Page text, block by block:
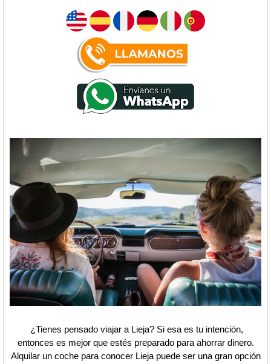
¿Tienes pensado viajar a Lieja? Si esa es tu intención,
entonces es mejor que estés preparado para ahorrar dinero.
Alquilar un coche para conocer Lieja puede ser una gran opción